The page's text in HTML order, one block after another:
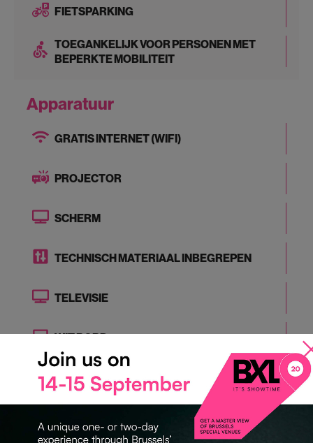
FIETSPARKING
TOEGANKELIJK VOOR PERSONEN MET
BEPERKTE MOBILITEIT
Apparatuur
GRATIS INTERNET (WIFI)
PROJECTOR
SCHERM
TECHNISCH MATERIAAL INBEGREPEN
TELEVISIE
WIT BORD
Catering
LIJST VAN AANBEVOLEN CATERAARS